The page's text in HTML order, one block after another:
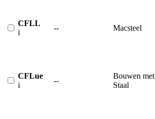
CFLL
i
-- Macsteel
CFLue
i
--
Bouwen met
Staal